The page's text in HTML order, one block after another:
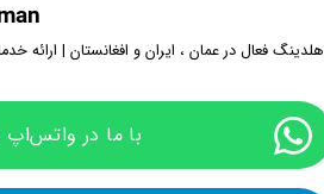
هلدینگ فعال در عمان ، ایران و افغانستان | ارائه
با ما در واتس‌اپ در تماس باشید